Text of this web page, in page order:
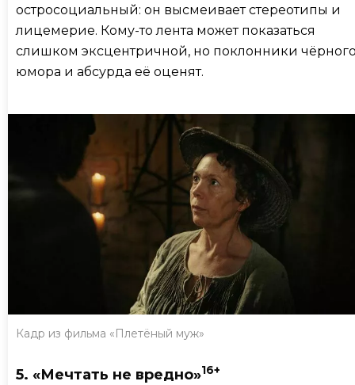
остросоциальный: он высмеивает стереотипы и
лицемерие. Кому-то лента может показаться
слишком эксцентричной, но поклонники
юмора и абсурда её оценят.
Кадр из фильма «Плетёный муж»
5. «Мечтать не вредно»16+